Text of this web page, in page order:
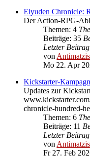
Eiyuden Chronicle:
Der Action-RPG-
Themen: 4
Beiträge: 35
Letzter Beitrag
von
Mo 22. Apr
Kickstarter-
Updates zur
chronicle-hundred-
Themen: 6
Beiträge: 11
Letzter Beitrag
von
Fr 27. Feb